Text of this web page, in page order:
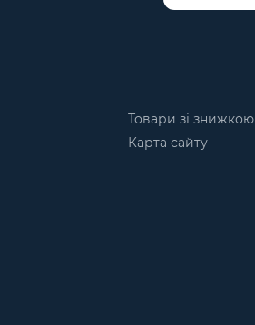
Товари зі знижкою
Карта сайту